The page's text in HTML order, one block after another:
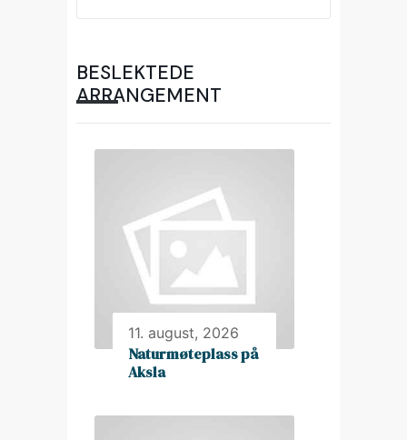
BESLEKTEDE
ARRANGEMENT
11. august, 2026
Naturmøteplass på
Aksla